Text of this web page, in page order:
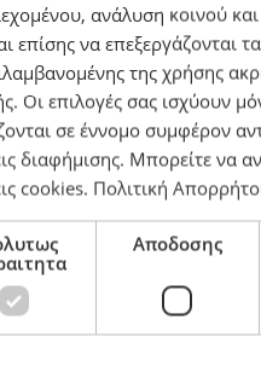
στην τριμερή της Νέας
ανάλυση κοινού
επίσης να επεξεργάζονται
της χρήσης
Οι επιλογές σας ισχύουν
σε έννομο συμφέρον
διαφήμισης. Μπορείτε να
cookies. Πολιτική
Αποδοσης